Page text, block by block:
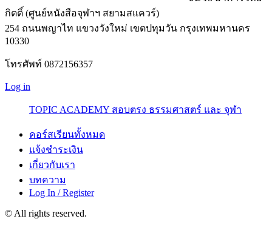
กิตติ์ (ศูนย์หนังสือจุฬาฯ สยามสแควร์)
254 ถนนพญาไท แขวงวังใหม่ เขตปทุมวัน กรุงเทพมหานคร
10330
โทรศัพท์ 0872156357
Log in
TOPIC ACADEMY สอบตรง ธรรมศาสตร์ และ จุฬา
คอร์สเรียนทั้งหมด
แจ้งชำระเงิน
เกี่ยวกับเรา
บทความ
Log In / Register
© All rights reserved.